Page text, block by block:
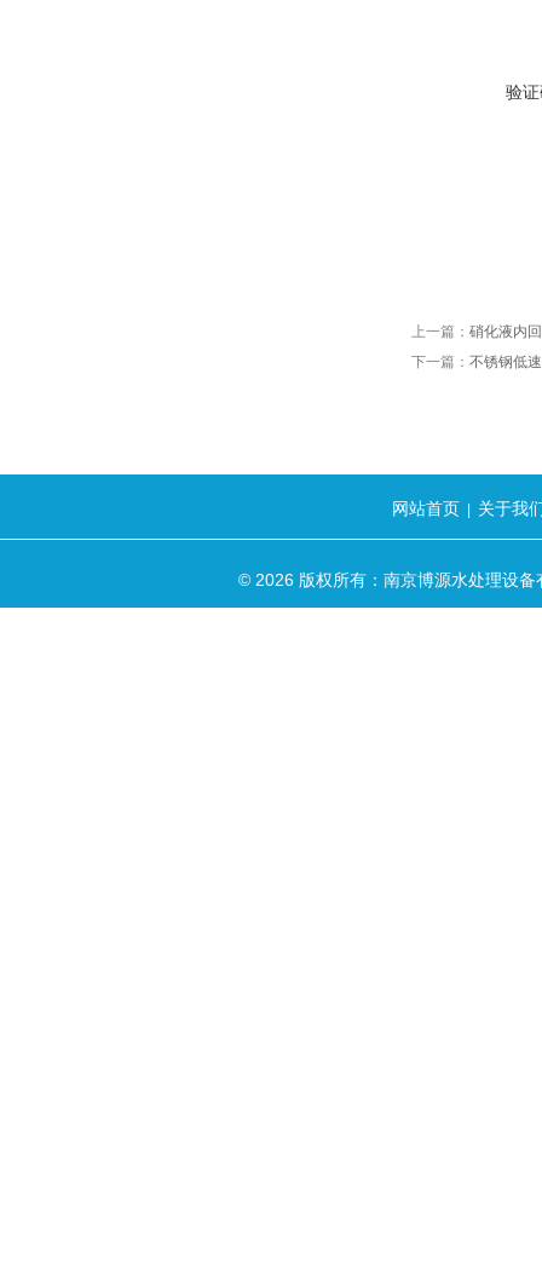
验
上一篇： 硝化液内
下一篇： 不锈钢低
网站首页 关于我
© 2026 版权所有：南京博源水处理设